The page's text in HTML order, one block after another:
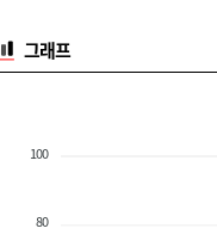
그래프
100
80